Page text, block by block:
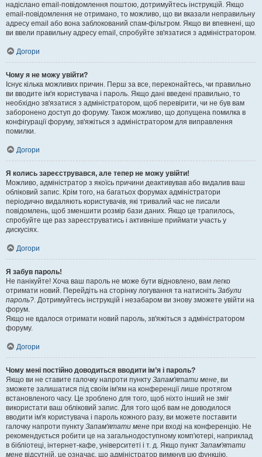
надіслано email-повідомлення поштою, дотримуйтесь інструкцій. Якщо
email-повідомлення не отримано, то можливо, що ви вказали неправильну
адресу email або вона заблокований спам-фільтром. Якщо ви впевнені, що
ви ввели правильну адресу email, спробуйте зв'язатися з адміністратором.
Догори
Чому я не можу увійти?
Існує кілька можливих причин. Перш за все, переконайтесь, чи правильно
ви вводите ім'я користувача і пароль. Якщо дані введені правильно, то
необхідно зв'язатися з адміністратором, щоб перевірити, чи не був вам
заборонено доступ до форуму. Також можливо, що допущена помилка в
конфігурації форуму, зв'яжіться з адміністратором для виправлення
помилки.
Догори
Я колись зареєструвався, але тепер не можу увійти!
Можливо, адміністратор з якоїсь причини деактивував або видалив ваш
обліковий запис. Крім того, на багатьох форумах адміністратори
періодично видаляють користувачів, які тривалий час не писали
повідомлень, щоб зменшити розмір бази даних. Якщо це трапилось,
спробуйте ще раз зареєструватись і активніше приймати участь у
дискусіях.
Догори
Я забув пароль!
Не панікуйте! Хоча ваш пароль не може бути відновлено, вам легко
отримати новий. Перейдіть на сторінку логування та натисніть Забули
пароль?. Дотримуйтесь інструкцій і незабаром ви знову зможете увійти на
форум.
Якщо не вдалося отримати новий пароль, зв'яжіться з адміністратором
форуму.
Догори
Чому мені постійно доводиться вводити ім’я і пароль?
Якщо ви не ставите галочку напроти пункту Запам'ятати мене, ви
зможете залишатися під своїм ім'ям на конференції лише протягом
встановленого часу. Це зроблено для того, щоб ніхто інший не зміг
використати ваш обліковий запис. Для того щоб вам не доводилося
вводити ім'я користувача і пароль кожного разу, ви можете поставити
галочку напроти пункту Запам'ятати мене при вході на конференцію. Не
рекомендується робити це на загальнодоступному комп'ютері, наприклад
в бібліотеці, інтернет-кафе, університеті і т. д. Якщо пункт Запам'ятати
мене відсутній, це означає, що адміністратор вимкнув цю функцію.